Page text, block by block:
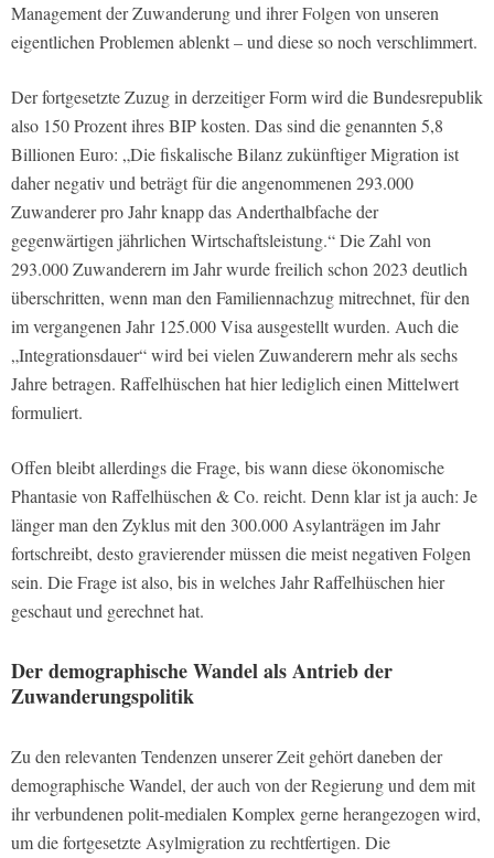
Management der Zuwanderung und ihrer Folgen von unseren
eigentlichen Problemen ablenkt – und diese so noch verschlimmert.
Der fortgesetzte Zuzug in derzeitiger Form wird die Bundesrepublik
also 150 Prozent ihres BIP kosten. Das sind die genannten 5,8
Billionen Euro: „Die fiskalische Bilanz zukünftiger Migration ist
daher negativ und beträgt für die angenommenen 293.000
Zuwanderer pro Jahr knapp das Anderthalbfache der
gegenwärtigen jährlichen Wirtschaftsleistung.“ Die Zahl von
293.000 Zuwanderern im Jahr wurde freilich schon 2023 deutlich
überschritten, wenn man den Familiennachzug mitrechnet, für den
im vergangenen Jahr 125.000 Visa ausgestellt wurden. Auch die
„Integrationsdauer“ wird bei vielen Zuwanderern mehr als sechs
Jahre betragen. Raffelhüschen hat hier lediglich einen Mittelwert
formuliert.
Offen bleibt allerdings die Frage, bis wann diese ökonomische
Phantasie von Raffelhüschen & Co. reicht. Denn klar ist ja auch: Je
länger man den Zyklus mit den 300.000 Asylanträgen im Jahr
fortschreibt, desto gravierender müssen die meist negativen Folgen
sein. Die Frage ist also, bis in welches Jahr Raffelhüschen hier
geschaut und gerechnet hat.
Der demographische Wandel als Antrieb der
Zuwanderungspolitik
Zu den relevanten Tendenzen unserer Zeit gehört daneben der
demographische Wandel, der auch von der Regierung und dem mit
ihr verbundenen polit-medialen Komplex gerne herangezogen wird,
um die fortgesetzte Asylmigration zu rechtfertigen. Die